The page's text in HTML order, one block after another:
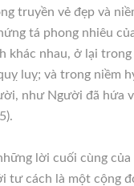
truyền vẻ đẹp và
tá phong nhiêu
khác nhau, ở lại
luỵ; và trong niềm
như Người đã hứa
lời cuối cùng
tư cách là một cộng